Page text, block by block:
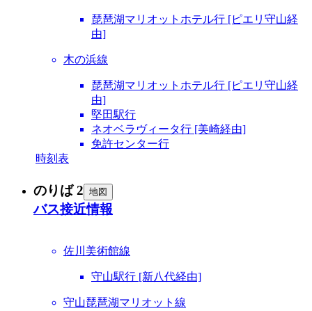
琵琶湖マリオットホテル行 [ピエリ守山経
由]
木の浜線
琵琶湖マリオットホテル行 [ピエリ守山経
由]
堅田駅行
ネオベラヴィータ行 [美崎経由]
免許センター行
時刻表
のりば 2 地図
バス接近情報
佐川美術館線
守山駅行 [新八代経由]
守山琵琶湖マリオット線